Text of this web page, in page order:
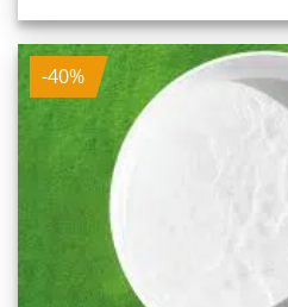
war:
3.675,70 €
ist:
-40%